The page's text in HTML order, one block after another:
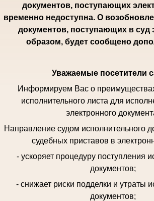
документов, поступающих
временно недоступна. О
документов, поступающих в суд
образом, будет сообщено
Уважаемые посетители
Информируем Вас о
исполнительного листа для
электронного
Направление судом исполнительного
судебных приставов в
- ускоряет процедуру поступления
документов;
- снижает риски подделки и утраты
документов;